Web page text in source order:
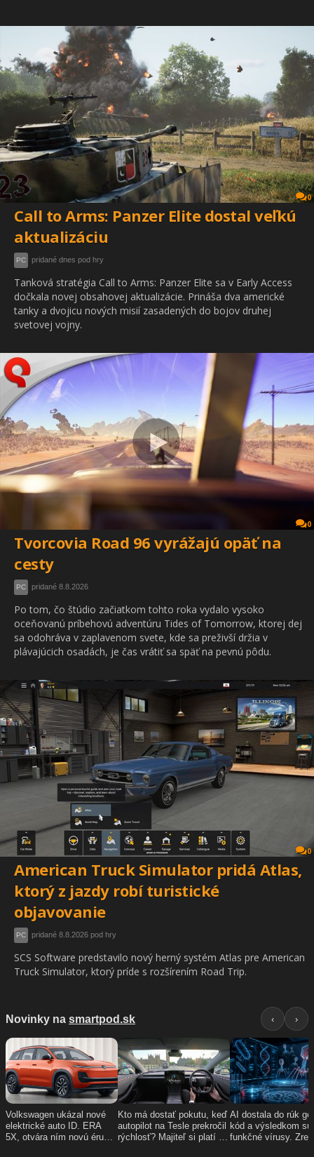
0
Call to Arms: Panzer Elite dostal veľkú
aktualizáciu
PC pridané dnes pod hry
Tanková stratégia Call to Arms: Panzer Elite sa v Early Access
dočkala novej obsahovej aktualizácie. Prináša dva americké
tanky a dvojicu nových misií zasadených do bojov druhej
svetovej vojny.
0
Tvorcovia Road 96 vyrážajú opäť na
cesty
PC pridané 8.8.2026
Po tom, čo štúdio začiatkom tohto roka vydalo vysoko
oceňovanú príbehovú adventúru Tides of Tomorrow, ktorej dej
sa odohráva v zaplavenom svete, kde sa preživší držia v
plávajúcich osadách, je čas vrátiť sa späť na pevnú pôdu.
0
American Truck Simulator pridá Atlas,
ktorý z jazdy robí turistické
objavovanie
PC pridané 8.8.2026 pod hry
SCS Software predstavilo nový herný systém Atlas pre American
Truck Simulator, ktorý príde s rozšírením Road Trip.